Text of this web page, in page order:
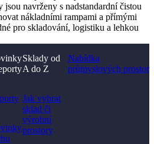
navrženy s nadstandardní čistou
nákladními rampami a přímými
pro skladování, logistiku a lehkou
Sklady od
A do Z
Jak vybrat
sklad či
výrobní
prostory​
Nabídka
průmyslových prostor